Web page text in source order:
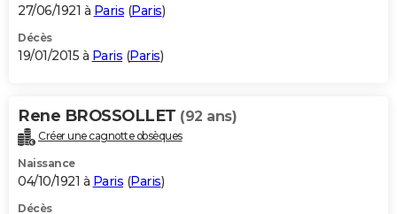
27/06/1921 à Paris (Paris)
Décès
19/01/2015 à Paris (Paris)
Rene BROSSOLLET (92 ans)
Créer une cagnotte obsèques
Naissance
04/10/1921 à Paris (Paris)
Décès